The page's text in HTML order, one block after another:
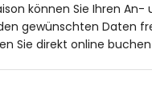
gegen Aufpreis
können Sie Ihren
gewünschten Daten
Sie direkt online